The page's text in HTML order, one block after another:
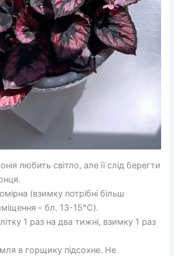
любить світло, але її слід берегти
(взимку потрібні більш
– бл. 13-15°C).
1 раз на два тижні, взимку 1 раз
в горщику підсохне. Не